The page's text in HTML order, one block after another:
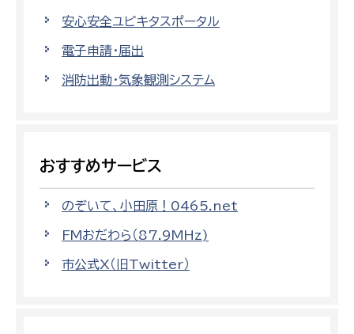
安心安全ユビキタスポータル
電子申請・届出
消防出動・気象観測システム
おすすめサービス
のぞいて、小田原！0465.net
FMおだわら（87.9MHz)
市公式X（旧Twitter）